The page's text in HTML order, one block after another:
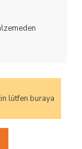
lütfen buraya